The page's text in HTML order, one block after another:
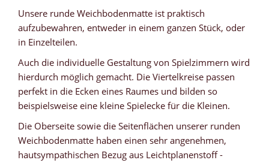
Unsere runde Weichbodenmatte ist praktisch
aufzubewahren, entweder in einem ganzen Stück, oder
in Einzelteilen.
Auch die individuelle Gestaltung von Spielzimmern wird
hierdurch möglich gemacht. Die Viertelkreise passen
perfekt in die Ecken eines Raumes und bilden so
beispielsweise eine kleine Spielecke für die Kleinen.
Die Oberseite sowie die Seitenflächen unserer runden
Weichbodenmatte haben einen sehr angenehmen,
hautsympathischen Bezug aus Leichtplanenstoff -